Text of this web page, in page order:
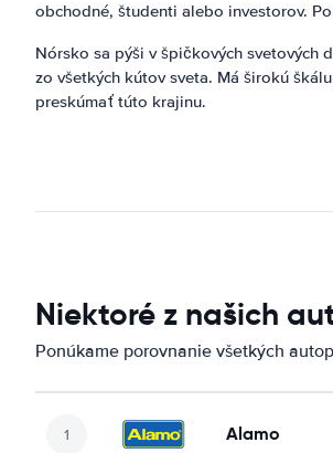
obchodné, študenti alebo investorov.
Nórsko sa pýši v špičkových
zo všetkých kútov sveta. Má širokú
preskúmať túto krajinu.
Niektoré z našich
Ponúkame porovnanie všetkých
Alamo